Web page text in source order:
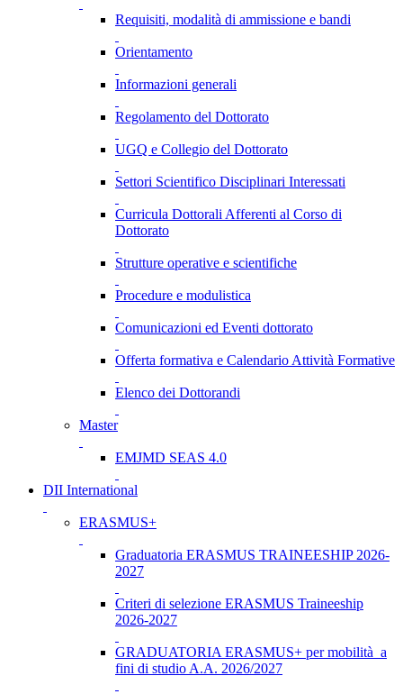
Requisiti, modalità di ammissione e bandi
Orientamento
Informazioni generali
Regolamento del Dottorato
UGQ e Collegio del Dottorato
Settori Scientifico Disciplinari Interessati
Curricula Dottorali Afferenti al Corso di
Dottorato
Strutture operative e scientifiche
Procedure e modulistica
Comunicazioni ed Eventi dottorato
Offerta formativa e Calendario Attività Formative
Elenco dei Dottorandi
Master
EMJMD SEAS 4.0
DII International
ERASMUS+
Graduatoria ERASMUS TRAINEESHIP 2026-
2027
Criteri di selezione ERASMUS Traineeship
2026-2027
GRADUATORIA ERASMUS+ per mobilità a
fini di studio A.A. 2026/2027